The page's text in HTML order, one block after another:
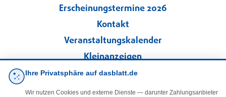
Erscheinungstermine 2026
Kontakt
Veranstaltungskalender
Kleinanzeigen
Ihre Privatsphäre auf dasblatt.de
Wir nutzen Cookies und externe Dienste — darunter Zahlungsanbieter